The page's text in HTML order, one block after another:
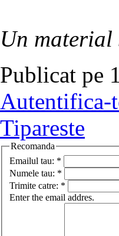
Un material
Publicat pe
Autentifica-
Tipareste
Recomanda
Emailul tau: *
Numele tau: *
Trimite catre: *
Enter the email addres.